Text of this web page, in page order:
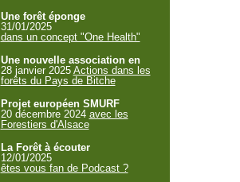
Une forêt éponge
31/01/2025
dans un concept "One Health"
Une nouvelle association en
28 janvier 2025 Actions dans les
forêts du Pays de Bitche
Projet européen SMURF
20 décembre 2024 avec les
Forestiers d'Alsace
La Forêt à écouter
12/01/2025
êtes vous fan de Podcast ?